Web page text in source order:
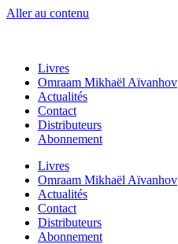
Aller au contenu
Livres
Omraam Mikhaël Aïvanhov
Actualités
Contact
Distributeurs
Abonnement
Livres
Omraam Mikhaël Aïvanhov
Actualités
Contact
Distributeurs
Abonnement